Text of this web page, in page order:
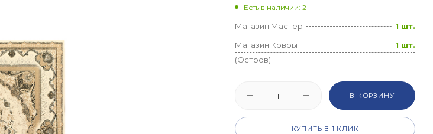
Есть в наличии: 2
Магазин Мастер
1 шт.
Магазин Ковры
(Остров)
1 шт.
В КОРЗИНУ
КУПИТЬ В 1 КЛИК